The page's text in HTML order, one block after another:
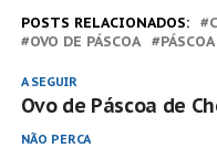
POSTS RELACIONADOS:
OVO DE PÁSCOA
PÁSCOA
A SEGUIR
Ovo de Páscoa de
NÃO PERCA